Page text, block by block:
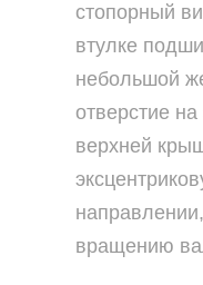
стопорный
втулке
небольшой
отверстие на
верхней
вращению